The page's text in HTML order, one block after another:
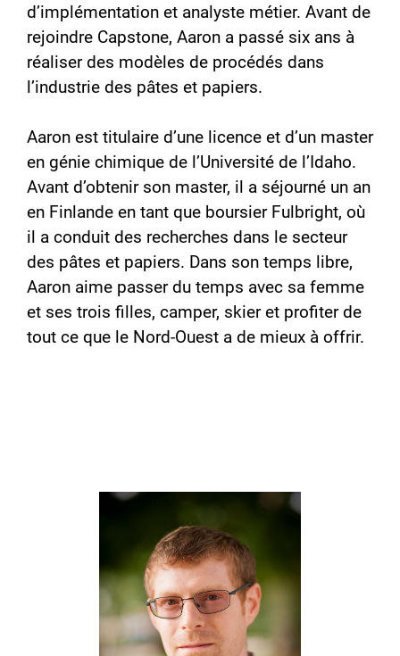
d’implémentation et analyste métier. Avant de
rejoindre Capstone, Aaron a passé six ans à
réaliser des modèles de procédés dans
l’industrie des pâtes et papiers.
Aaron est titulaire d’une licence et d’un master
en génie chimique de l’Université de l’Idaho.
Avant d’obtenir son master, il a séjourné un an
en Finlande en tant que boursier Fulbright, où
il a conduit des recherches dans le secteur
des pâtes et papiers. Dans son temps libre,
Aaron aime passer du temps avec sa femme
et ses trois filles, camper, skier et profiter de
tout ce que le Nord-Ouest a de mieux à offrir.